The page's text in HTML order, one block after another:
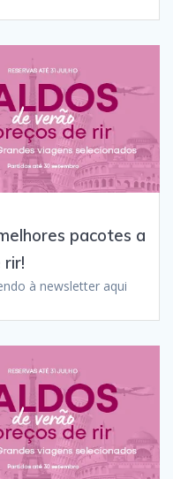
pacotes a
rir!
à newsletter aqui